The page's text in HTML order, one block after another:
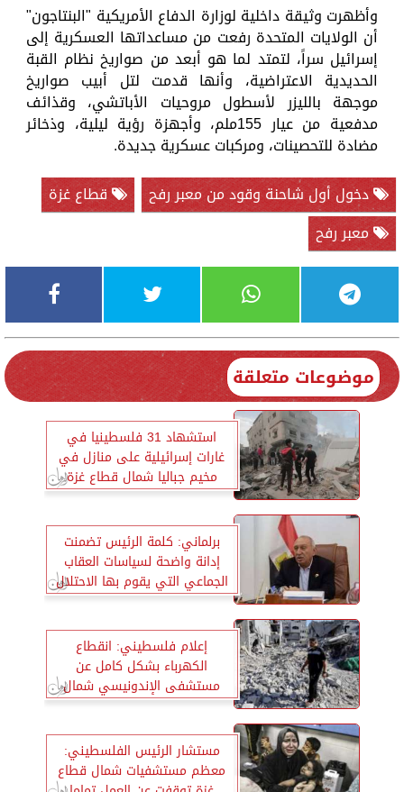
وأظهرت وثيقة داخلية لوزارة الدفاع الأمريكية "البنتاجون"
أن الولايات المتحدة رفعت من مساعداتها العسكرية إلى
إسرائيل سراً، لتمتد لما هو أبعد من صواريخ نظام القبة
الحديدية الاعتراضية، وأنها قدمت لتل أبيب صواريخ
موجهة بالليزر لأسطول مروحيات الأباتشي، وقذائف
مدفعية من عيار 155ملم، وأجهزة رؤية ليلية، وذخائر
مضادة للتحصينات، ومركبات عسكرية جديدة.
دخول أول شاحنة وقود من معبر رفح
قطاع غزة
معبر رفح
موضوعات متعلقة
استشهاد 31 فلسطينيا في
غارات إسرائيلية على منازل في
مخيم جباليا شمال قطاع غزة
برلماني: كلمة الرئيس تضمنت
إدانة واضحة لسياسات العقاب
الجماعي التي يقوم بها الاحتلال
ضد سكان قطاع غزة
إعلام فلسطيني: انقطاع
الكهرباء بشكل كامل عن
مستشفى الإندونيسي شمال
قطاع غزة
مستشار الرئيس الفلسطيني:
معظم مستشفيات شمال قطاع